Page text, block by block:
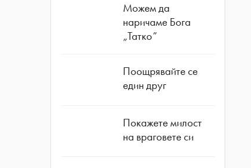
Можем да
наричаме Бога
„Татко”
Поощрявайте се
един друг
Покажете милост
на враговете си